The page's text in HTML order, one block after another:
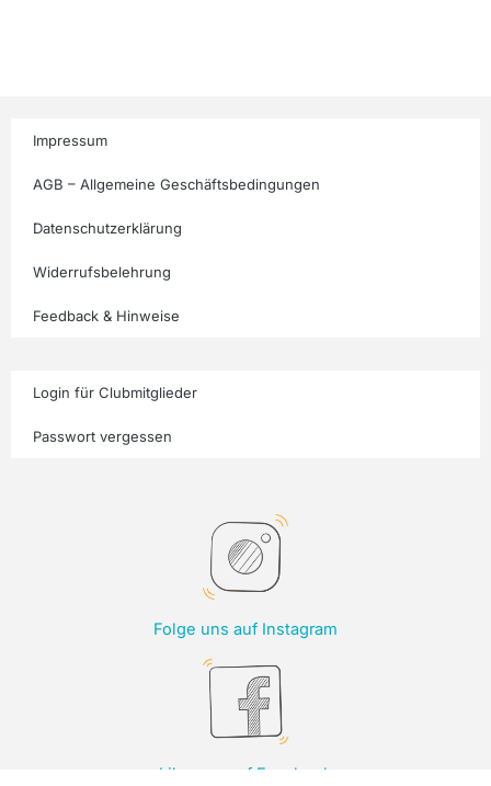
Impressum
AGB – Allgemeine Geschäftsbedingungen
Datenschutzerklärung
Widerrufsbelehrung
Feedback & Hinweise
Login für Clubmitglieder
Passwort vergessen
Folge uns auf Instagram
Like uns auf Facebook